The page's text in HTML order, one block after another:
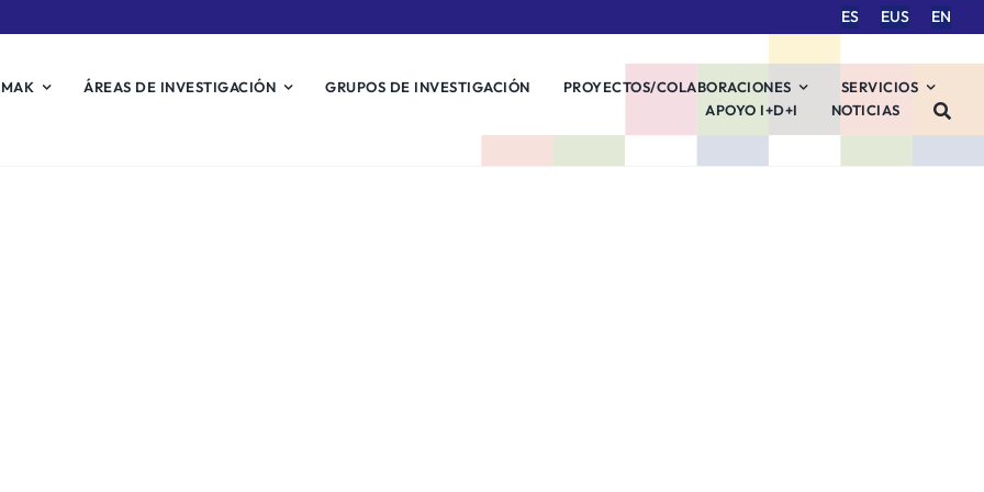
ES EUS EN
ÁREAS DE INVESTIGACIÓN GRUPOS DE INVESTIGACIÓN PROYECTOS/COLABORACIONES
SERVICIOS
APOYO I+D+I
NOTICIAS